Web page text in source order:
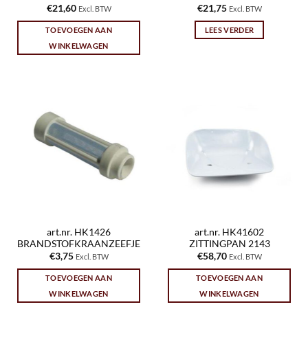
€21,60 Excl. BTW
TOEVOEGEN AAN
WINKELWAGEN
€21,75 Excl. BTW
LEES VERDER
art.nr. HK1426
BRANDSTOFKRAANZEEFJE
€3,75 Excl. BTW
TOEVOEGEN AAN
WINKELWAGEN
art.nr. HK41602
ZITTINGPAN 2143
€58,70 Excl. BTW
TOEVOEGEN AAN
WINKELWAGEN